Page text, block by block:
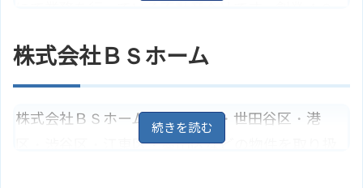
住所
図
ホームページ
のサイトはこちら
す。地元不動産の売買・賃貸・管理を行っており、
土地・マンション・戸建の買取やリフォームも取
り扱っています。
株式会社ＢＳホーム
株式会社ＢＳホームは、目黒区・世田谷区・港
区・渋谷区・江東区・墨田区などの物件を取り扱